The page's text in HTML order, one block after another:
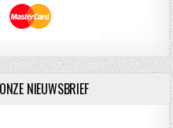
NIEUWSBRIEF